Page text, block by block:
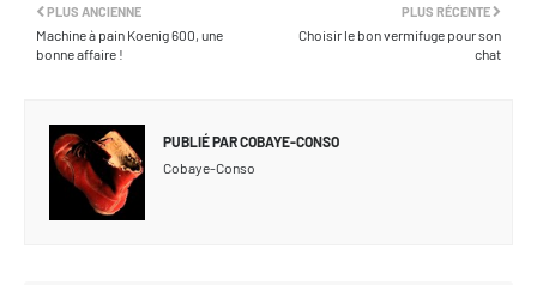
PLUS RÉCENTE
Choisir le bon vermifuge pour son
chat
PLUS ANCIENNE
Machine à pain Koenig 600, une
bonne affaire !
PUBLIÉ PARCOBAYE-CONSO
Cobaye-Conso